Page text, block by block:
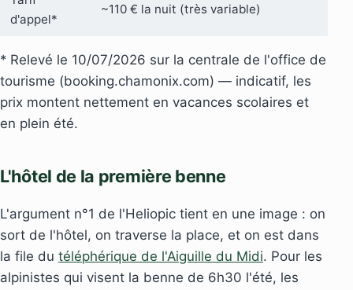
d'appel*
~110 € la nuit (très variable)
* Relevé le 10/07/2026 sur la centrale de l'office de
tourisme (booking.chamonix.com) — indicatif, les
prix montent nettement en vacances scolaires et
en plein été.
L'hôtel de la première benne
L'argument n°1 de l'Heliopic tient en une image : on
sort de l'hôtel, on traverse la place, et on est dans
la file du téléphérique de l'Aiguille du Midi. Pour les
alpinistes qui visent la benne de 6h30 l'été, les